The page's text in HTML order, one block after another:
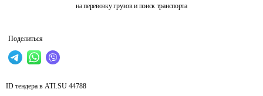
на перевозку грузов и поиск транспорта
Поделиться
ID тендера в ATI.SU 44788